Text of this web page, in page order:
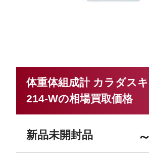
体重体組成計 カラダス
214-Wの相場買取価格
新品未開封品